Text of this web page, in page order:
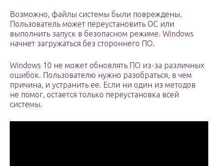
Возможно, файлы системы были повреждены.
Пользователь может переустановить ОС или
выполнить запуск в безопасном режиме. Windows
начнет загружаться без стороннего ПО.
Windows 10 не может обновлять ПО из-за различных
ошибок. Пользователю нужно разобраться, в чем
причина, и устранить ее. Если ни один из методов
не помог, остается только переустановка всей
системы.